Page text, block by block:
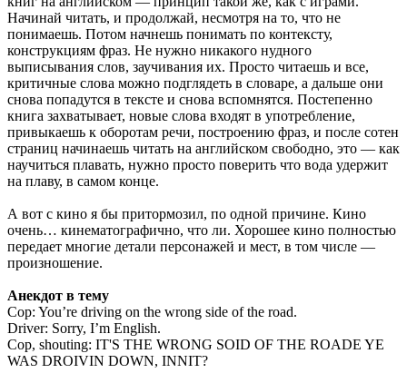
Начинай читать, и продолжай, несмотря на то, что не
понимаешь. Потом начнешь понимать по контексту,
конструкциям фраз. Не нужно никакого нудного
выписывания слов, заучивания их. Просто читаешь и все,
критичные слова можно подглядеть в словаре, а дальше они
снова попадутся в тексте и снова вспомнятся. Постепенно
книга захватывает, новые слова входят в употребление,
привыкаешь к оборотам речи, построению фраз, и после сотен
страниц начинаешь читать на английском свободно, это — как
научиться плавать, нужно просто поверить что вода удержит
на плаву, в самом конце.
А вот с кино я бы притормозил, по одной причине. Кино
очень… кинематографично, что ли. Хорошее кино полностью
передает многие детали персонажей и мест, в том числе —
произношение.
Анекдот в тему
Cop: You’re driving on the wrong side of the road.
Driver: Sorry, I’m English.
Cop, shouting: IT'S THE WRONG SOID OF THE ROADE YE
WAS DROIVIN DOWN, INNIT?